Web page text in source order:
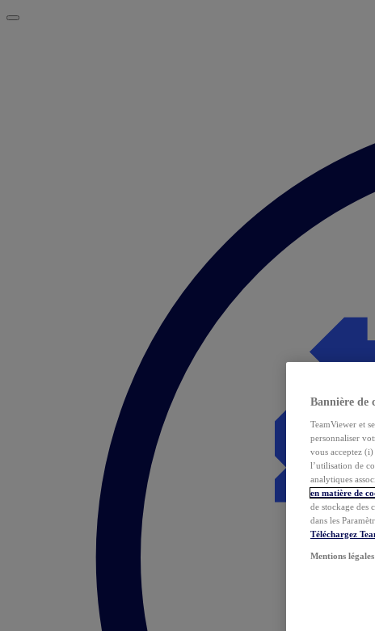
Bannière de
TeamViewer et
personnaliser
vous acceptez
l’utilisation de
analytiques
en matière de
de stockage des
dans les
Téléchargez
Mentions légales